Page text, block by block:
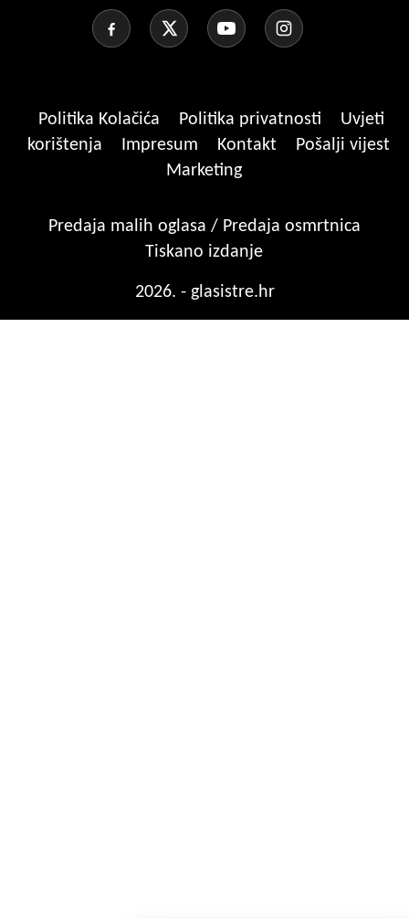
Politika Kolačića Politika privatnosti
Uvjeti
korištenja
Impresum Kontakt
Pošalji vijest
Marketing
Predaja malih oglasa / Predaja osmrtnica
Tiskano izdanje
2026. - glasistre.hr